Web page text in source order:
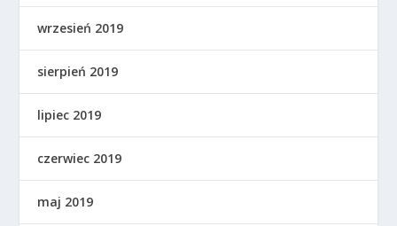
wrzesień 2019
sierpień 2019
lipiec 2019
czerwiec 2019
maj 2019